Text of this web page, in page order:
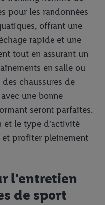
pour les randonnées
offrant une
rapide et une
tout en assurant un
en salle ou
chaussures de
une bonne
seront parfaites.
et le type d'activité
profiter pleinement
l'entretien
de sport
être fusionnée
qui vous sont
liées au reciblage,
produits pour lesquels vous
en plaçant le produit dans
à l’achat) peuvent
apppareils et plusieurs
ou plusieurs services de
votre adresse e-
identifiants/identifiants
autoriser des finalités
informations sur le
autoriser uniquement
En cliquant sur «